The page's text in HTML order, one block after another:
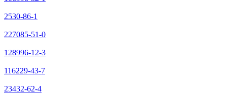
2530-86-1
227085-51-0
128996-12-3
116229-43-7
23432-62-4